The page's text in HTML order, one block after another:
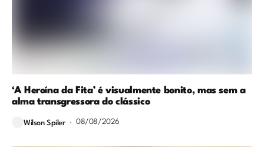
‘A Heroína da Fita’ é visualmente bonito, mas sem a
alma transgressora do clássico
Wilson Spiler 08/08/2026